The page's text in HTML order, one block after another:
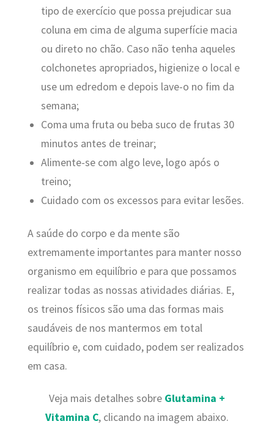
tipo de exercício que possa prejudicar sua
coluna em cima de alguma superfície macia
ou direto no chão. Caso não tenha aqueles
colchonetes apropriados, higienize o local e
use um edredom e depois lave-o no fim da
semana;
Coma uma fruta ou beba suco de frutas 30
minutos antes de treinar;
Alimente-se com algo leve, logo após o
treino;
Cuidado com os excessos para evitar lesões.
A saúde do corpo e da mente são
extremamente importantes para manter nosso
organismo em equilíbrio e para que possamos
realizar todas as nossas atividades diárias. E,
os treinos físicos são uma das formas mais
saudáveis de nos mantermos em total
equilíbrio e, com cuidado, podem ser realizados
em casa.
Veja mais detalhes sobre Glutamina +
Vitamina C, clicando na imagem abaixo.